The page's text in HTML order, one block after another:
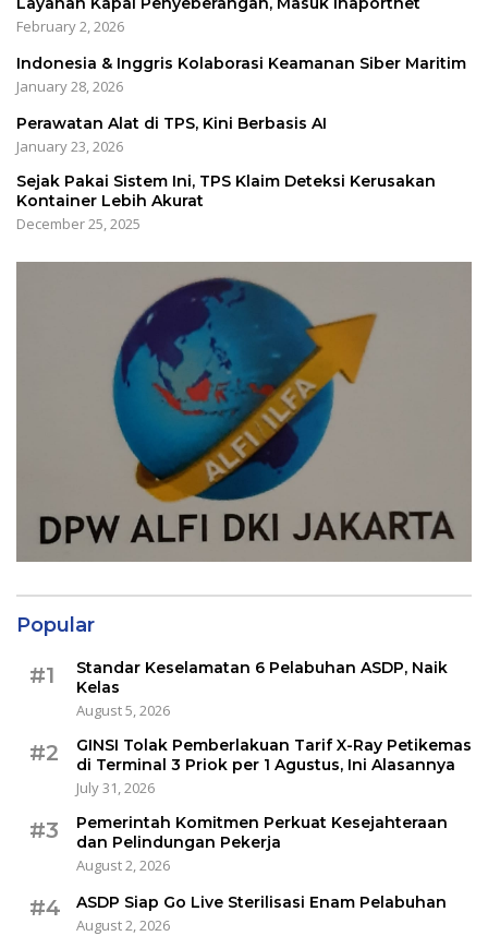
February 2, 2026
Indonesia & Inggris Kolaborasi Keamanan Siber Maritim
January 28, 2026
Perawatan Alat di TPS, Kini Berbasis AI
January 23, 2026
Sejak Pakai Sistem Ini, TPS Klaim Deteksi Kerusakan
Kontainer Lebih Akurat
December 25, 2025
Popular
#1
Standar Keselamatan 6 Pelabuhan ASDP, Naik
Kelas
August 5, 2026
#2
GINSI Tolak Pemberlakuan Tarif X-Ray Petikemas
di Terminal 3 Priok per 1 Agustus, Ini Alasannya
July 31, 2026
#3
Pemerintah Komitmen Perkuat Kesejahteraan
dan Pelindungan Pekerja
August 2, 2026
#4
ASDP Siap Go Live Sterilisasi Enam Pelabuhan
August 2, 2026